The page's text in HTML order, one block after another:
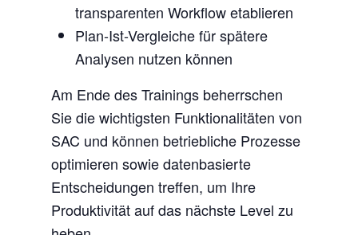
transparenten Workflow etablieren
Plan-Ist-Vergleiche für spätere
Analysen nutzen können
Am Ende des Trainings beherrschen
Sie die wichtigsten Funktionalitäten von
SAC und können betriebliche Prozesse
optimieren sowie datenbasierte
Entscheidungen treffen, um Ihre
Produktivität auf das nächste Level zu